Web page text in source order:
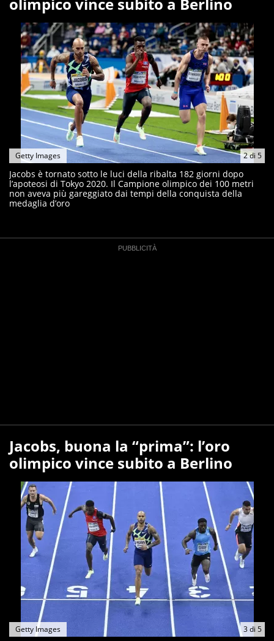
2di 5
Getty Images
Jacobs è tornato sotto le luci della ribalta 182 giorni dopo
l’apoteosi di Tokyo 2020. Il Campione olimpico dei 100 metri
non aveva più gareggiato dai tempi della conquista della
medaglia d’oro
Jacobs, buona la “prima”: l’oro
olimpico vince subito a Berlino
3di 5
Getty Images